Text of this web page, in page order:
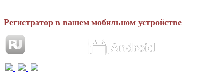
Регистратор в вашем мобильном устройстве